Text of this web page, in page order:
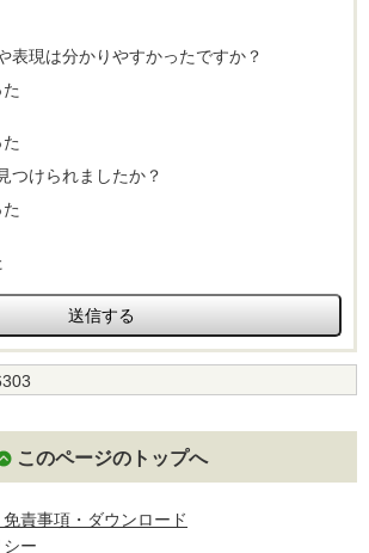
表現は分かりやすかったですか？
つけられましたか？
このページのトップへ
責事項・ダウンロード
ー